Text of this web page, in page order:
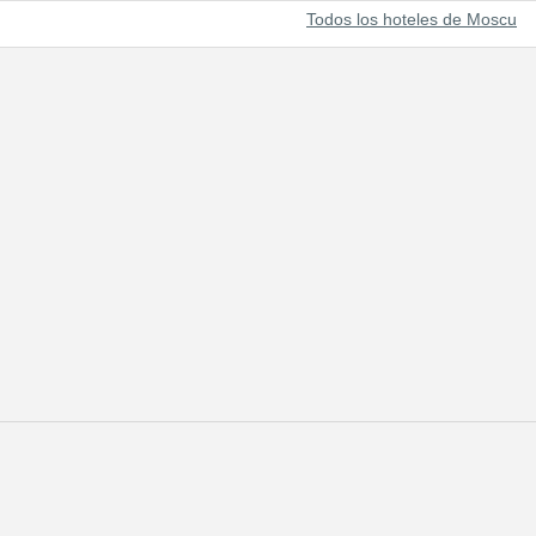
Todos los hoteles de Moscu